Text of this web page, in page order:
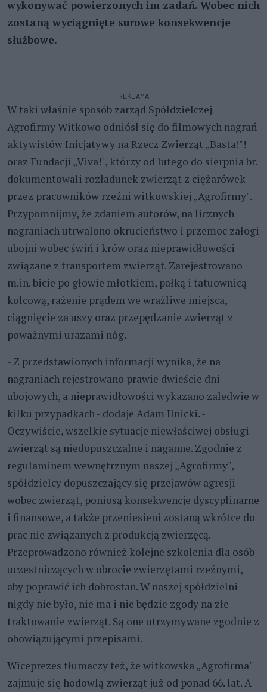
wykonywać powierzonych im zadań. Wobec nich
zostaną wyciągnięte surowe konsekwencje
służbowe.
REKLAMA
W taki właśnie sposób zarząd Spółdzielczej
Agrofirmy Witkowo odniósł się do filmowych nagrań
aktywistów Inicjatywy na Rzecz Zwierząt „Basta!"!
oraz Fundacji „Viva!", którzy od lutego do sierpnia br.
dokumentowali rozładunek zwierząt z ciężarówek
przez pracowników rzeźni witkowskiej „Agrofirmy".
Przypomnijmy, że zdaniem autorów, na licznych
nagraniach utrwalono okrucieństwo i przemoc załogi
ubojni wobec świń i krów oraz nieprawidłowości
związane z transportem zwierząt. Zarejestrowano
m.in. bicie po głowie młotkiem, pałką i tatuownicą
kolcową, rażenie prądem we wrażliwe miejsca,
ciągnięcie za uszy oraz przepędzanie zwierząt z
poważnymi urazami nóg.
- Z przedstawionych informacji wynika, że na
nagraniach rejestrowano prawie dwieście dni
ubojowych, a nieprawidłowości wykazano zaledwie w
kilku przypadkach - dodaje Adam Ilnicki. -
Oczywiście, wszelkie sytuacje niewłaściwej obsługi
zwierząt są niedopuszczalne i naganne. Zgodnie z
regulaminem wewnętrznym naszej „Agrofirmy",
spółdzielcy dopuszczający się przejawów agresji
wobec zwierząt, poniosą konsekwencje dyscyplinarne
i finansowe, a także przeniesieni zostaną wkrótce do
prac nie związanych z produkcją zwierzęcą.
Przeprowadzono również kolejne szkolenia dla osób
uczestniczących w obrocie zwierzętami rzeźnymi,
aby poprawić ich dobrostan. W naszej spółdzielni
nigdy nie było, nie ma i nie będzie zgody na złe
traktowanie zwierząt. Są one utrzymywane zgodnie z
obowiązującymi przepisami.
Wiceprezes tłumaczy też, że witkowska „Agrofirma"
zajmuje się hodowlą zwierząt już od ponad 66. lat. A